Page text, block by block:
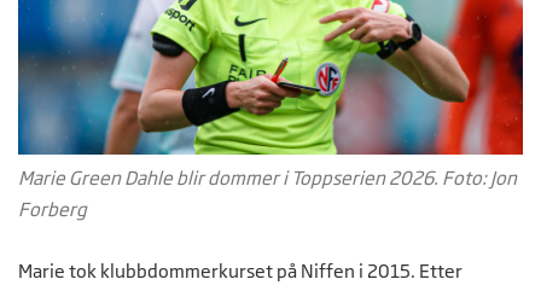
Marie Green Dahle blir dommer i Toppserien 2026. Foto: Jon
Forberg
Marie tok klubbdommerkurset på Niffen i 2015. Etter